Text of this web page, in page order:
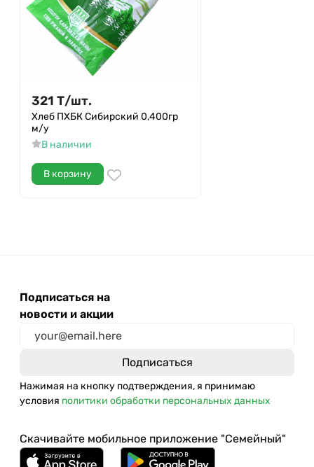
321 Т/шт.
Хлеб ПХБК Сибирский 0,400гр
м/у
В наличии
В корзину
Подписаться на
новости и акции
Нажимая на кнопку подтверждения, я принимаю
условия политики обработки персональных данных
Скачивайте мобильное приложение "Семейный"